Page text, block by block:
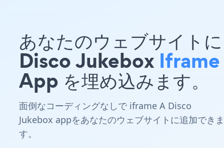
あなたのウェブサイト
Disco Jukebox Iframe
App を埋め込みます。
面倒なコーディングなしで iframe A Disco
Jukebox appをあなたのウェブサイトに追加できま
す。